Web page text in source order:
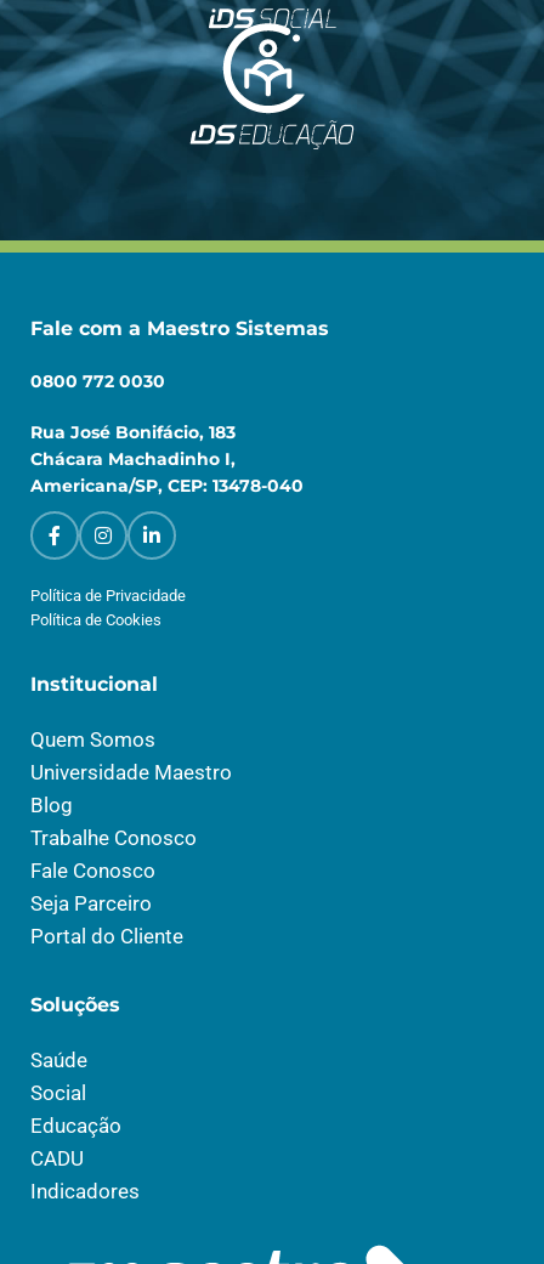
Fale com a Maestro Sistemas
0800 772 0030
Rua José Bonifácio, 183
Chácara Machadinho I,
Americana/SP, CEP: 13478-040
Política de Privacidade
Política de Cookies
Institucional
Quem Somos
Universidade Maestro
Blog
Trabalhe Conosco
Fale Conosco
Seja Parceiro
Portal do Cliente
Soluções
Saúde
Social
Educação
CADU
Indicadores